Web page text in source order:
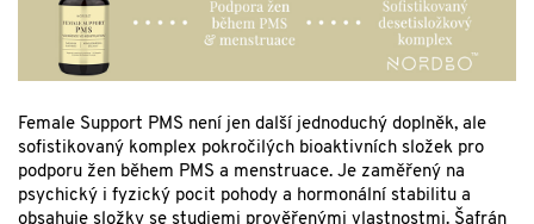
Female Support PMS není jen další jednoduchý doplněk, ale
sofistikovaný komplex pokročilých bioaktivních složek pro
podporu žen během PMS a menstruace. Je zaměřený na
psychický i fyzický pocit pohody a hormonální stabilitu a
obsahuje složky se studiemi prověřenými vlastnostmi. Šafrán